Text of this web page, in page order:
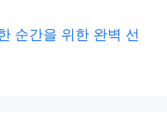
순간을 위한 완벽 선